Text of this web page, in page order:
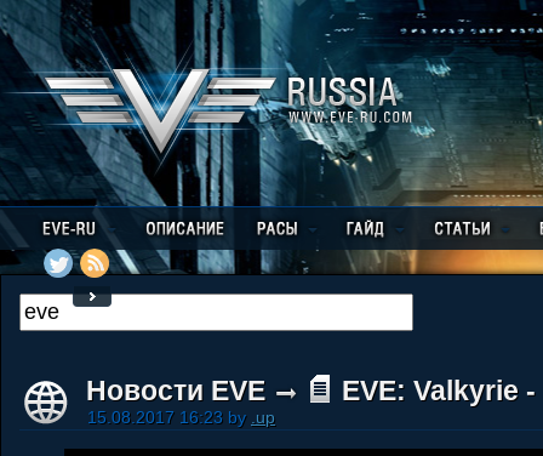
Новости EVE EVE: Valkyrie
15.08.2017 16:23 by .up